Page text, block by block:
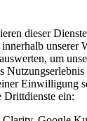
dieser
unserer
um
Einwilligung
Drittdienste ein: